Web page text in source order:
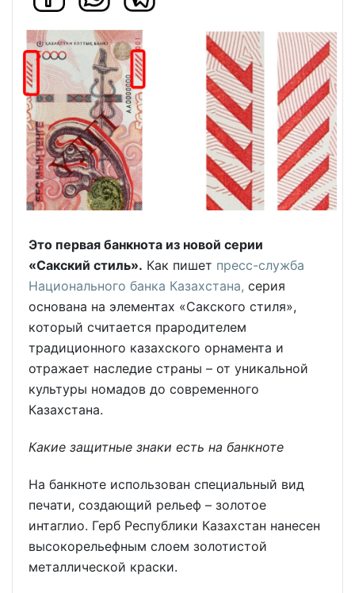
Это первая банкнота из новой серии
«Сакский стиль». Как пишет пресс-служба
Национального банка Казахстана, серия
основана на элементах «Сакского стиля»,
который считается прародителем
традиционного казахского орнамента и
отражает наследие страны – от уникальной
культуры номадов до современного
Казахстана.
Какие защитные знаки есть на банкноте
На банкноте использован специальный вид
печати, создающий рельеф – золотое
интаглио. Герб Республики Казахстан нанесен
высокорельефным слоем золотистой
металлической краски.